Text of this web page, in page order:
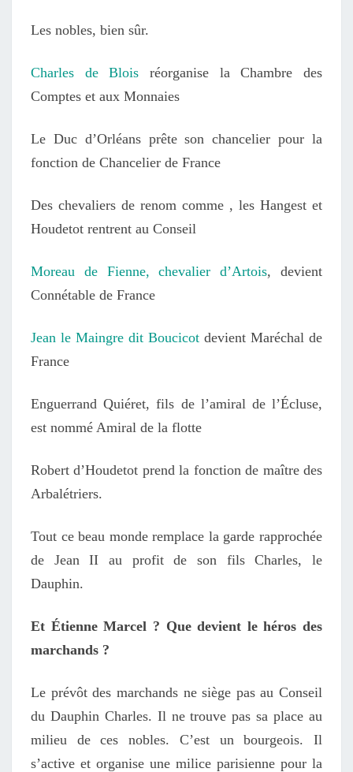
Les nobles, bien sûr.
Charles de Blois réorganise la Chambre des
Comptes et aux Monnaies
Le Duc d’Orléans prête son chancelier pour la
fonction de Chancelier de France
Des chevaliers de renom comme , les Hangest et
Houdetot rentrent au Conseil
Moreau de Fienne, chevalier d’Artois, devient
Connétable de France
Jean le Maingre dit Boucicot devient Maréchal de
France
Enguerrand Quiéret, fils de l’amiral de l’Écluse,
est nommé Amiral de la flotte
Robert d’Houdetot prend la fonction de maître des
Arbalétriers.
Tout ce beau monde remplace la garde rapprochée
de Jean II au profit de son fils Charles, le
Dauphin.
Et Étienne Marcel ? Que devient le héros des
marchands ?
Le prévôt des marchands ne siège pas au Conseil
du Dauphin Charles. Il ne trouve pas sa place au
milieu de ces nobles. C’est un bourgeois. Il
s’active et organise une milice parisienne pour la